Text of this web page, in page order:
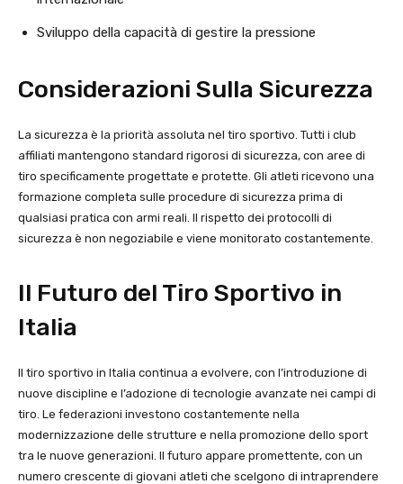
Sviluppo della capacità di gestire la pressione
Considerazioni Sulla Sicurezza
La sicurezza è la priorità assoluta nel tiro sportivo. Tutti i club
affiliati mantengono standard rigorosi di sicurezza, con aree di
tiro specificamente progettate e protette. Gli atleti ricevono una
formazione completa sulle procedure di sicurezza prima di
qualsiasi pratica con armi reali. Il rispetto dei protocolli di
sicurezza è non negoziabile e viene monitorato costantemente.
Il Futuro del Tiro Sportivo in
Italia
Il tiro sportivo in Italia continua a evolvere, con l’introduzione di
nuove discipline e l’adozione di tecnologie avanzate nei campi di
tiro. Le federazioni investono costantemente nella
modernizzazione delle strutture e nella promozione dello sport
tra le nuove generazioni. Il futuro appare promettente, con un
numero crescente di giovani atleti che scelgono di intraprendere